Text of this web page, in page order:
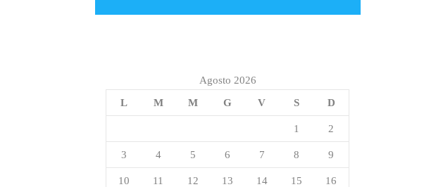
Agosto 2026
L
M M G V S D
1 2
3 4 5 6 7 8 9
10 11 12 13 14 15 16